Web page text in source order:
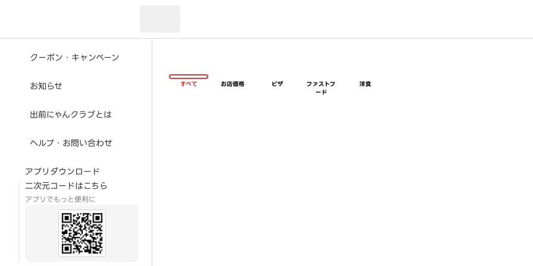
クーポン・キャンペーン
お知らせ
出前にゃんクラブとは
ヘルプ・お問い合わせ
アプリダウンロード
二次元コードはこちら
アプリでもっと便利に
すべて お店価格 ピザ
ファストフ
ード
洋食